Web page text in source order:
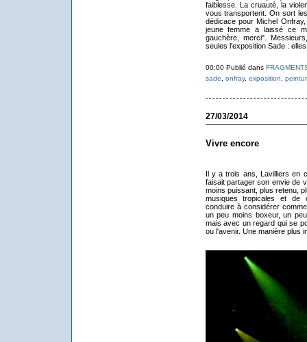
faiblesse. La cruauté, la
vous transportent. On sort
dédicace pour Michel
jeune femme a laissé ce
gauchère, merci".
seules l'exposition Sade :
00:00 Publié dans
sade, onfray, exposition,
27/03/2014
Vivre encore
Il y a trois ans, Lavilliers en
faisait partager son envie de
moins puissant, plus retenu,
musiques tropicales et de
conduire à considérer
un peu moins boxeur, un
mais avec un regard qui se
ou l'avenir. Une manière plus